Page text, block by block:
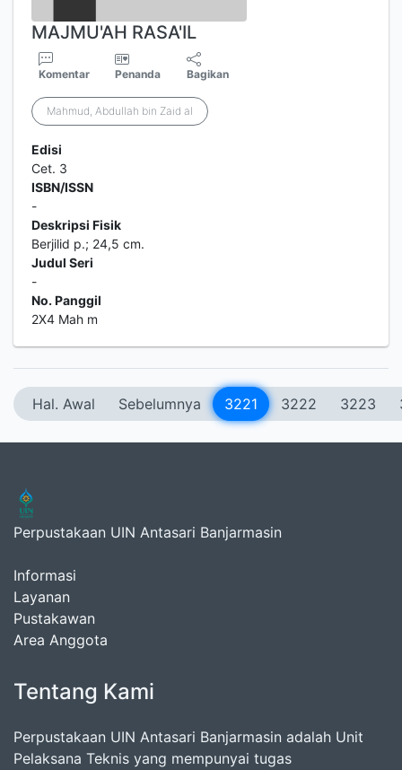
MAJMU'AH RASA'IL
Komentar Penanda Bagikan
Mahmud, Abdullah bin Zaid al
Edisi
Cet. 3
ISBN/ISSN
-
Deskripsi Fisik
Berjilid p.; 24,5 cm.
Judul Seri
-
No. Panggil
2X4 Mah m
Hal. Awal Sebelumnya 3221 3222 3223
Perpustakaan UIN Antasari Banjarmasin
Informasi
Layanan
Pustakawan
Area Anggota
Tentang Kami
Perpustakaan UIN Antasari Banjarmasin adalah Unit
Pelaksana Teknis yang mempunyai tugas